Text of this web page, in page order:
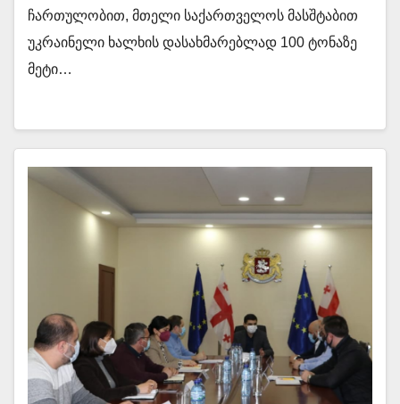
ჩართულობით, მთელი საქართველოს მასშტაბით
უკრაინელი ხალხის დასახმარებლად 100 ტონაზე
მეტი…